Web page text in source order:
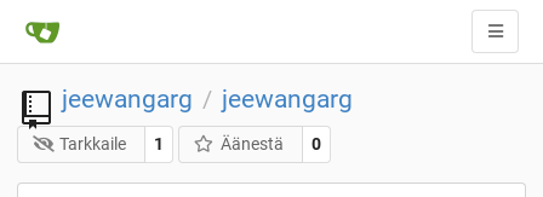
jeewangarg / jeewangarg
Tarkkaile 1 Äänestä 0